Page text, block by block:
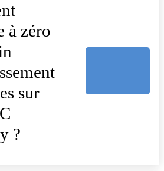
à zéro
sur
?